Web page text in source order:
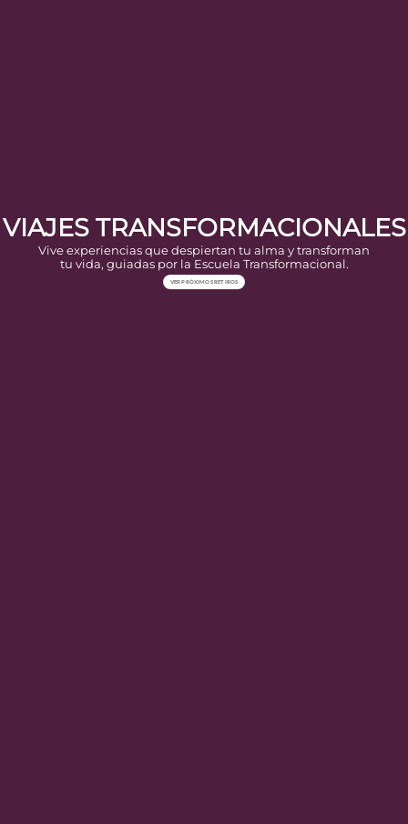
VIAJES TRANSFORMACIONALES
Vive experiencias que despiertan tu alma y transforman
tu vida, guiadas por la Escuela Transformacional.
VER PRÓXIMOS RETIROS